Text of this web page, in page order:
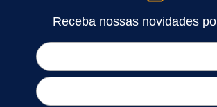
Receba nossas novidades